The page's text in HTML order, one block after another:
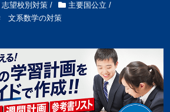
志望校別対策 / 主要国公立 /
文系数学の対策